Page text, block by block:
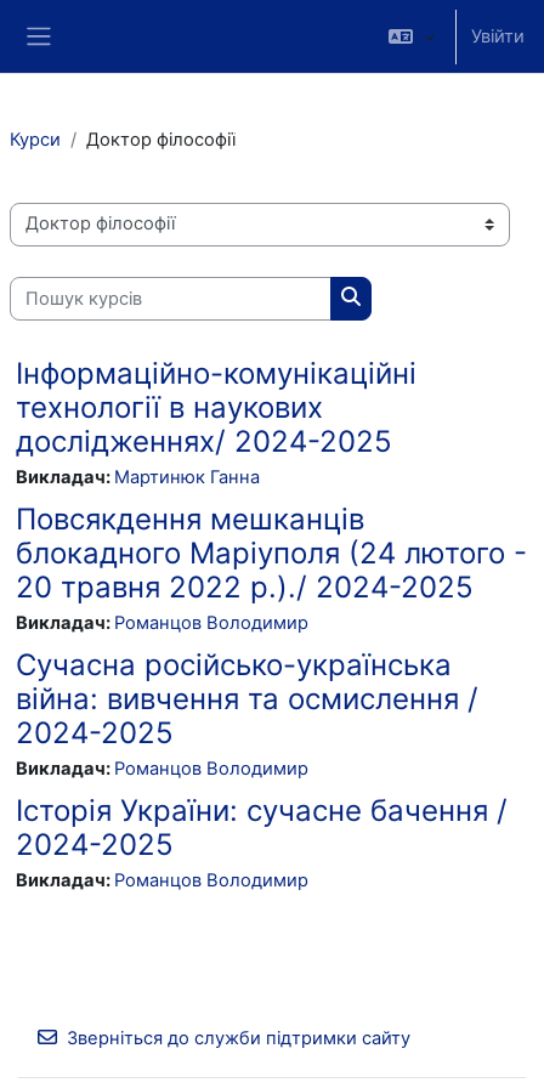
Увійти
Курси Доктор філософії
Категорії курсів
Пошук курсів
Пошук курсів
Інформаційно-комунікаційні
технології в наукових
дослідженнях/ 2024-2025
Викладач: Мартинюк Ганна
Повсякдення мешканців
блокадного Маріуполя (24 лютого -
20 травня 2022 р.)./ 2024-2025
Викладач: Романцов Володимир
Сучасна російсько-українська
війна: вивчення та осмислення /
2024-2025
Викладач: Романцов Володимир
Історія України: сучасне бачення /
2024-2025
Викладач: Романцов Володимир
Зверніться до служби підтримки сайту